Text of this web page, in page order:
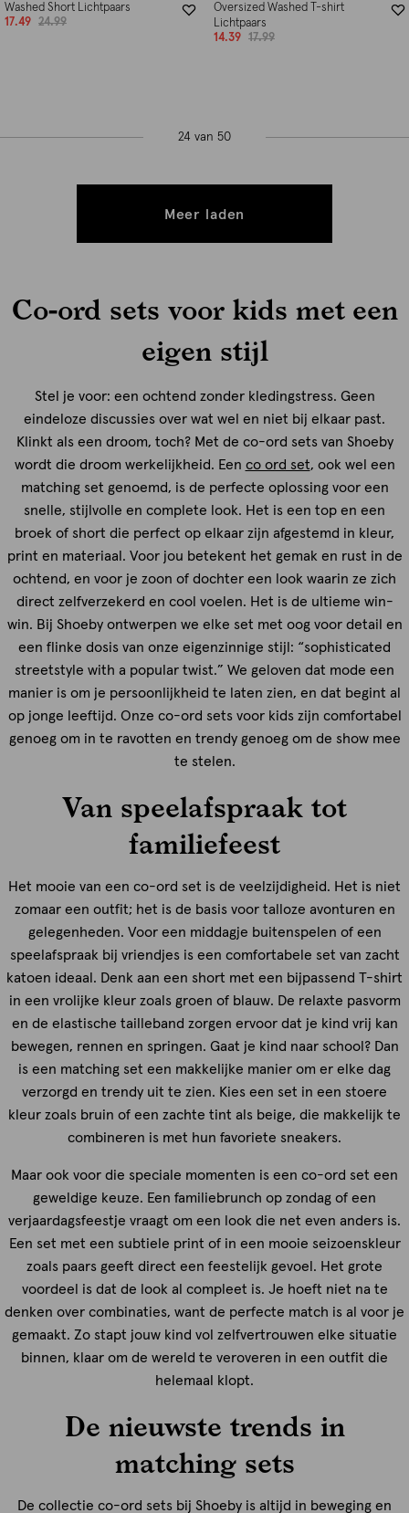
Washed Short Lichtpaars
17.49
24.99
Oversized Washed T-shirt
Lichtpaars
14.39
17.99
24 van 50
Meer laden
Co-ord sets voor kids met een
eigen stijl
Stel je voor: een ochtend zonder kledingstress. Geen
eindeloze discussies over wat wel en niet bij elkaar past.
Klinkt als een droom, toch? Met de co-ord sets van Shoeby
wordt die droom werkelijkheid. Een co ord set, ook wel een
matching set genoemd, is de perfecte oplossing voor een
snelle, stijlvolle en complete look. Het is een top en een
broek of short die perfect op elkaar zijn afgestemd in kleur,
print en materiaal. Voor jou betekent het gemak en rust in de
ochtend, en voor je zoon of dochter een look waarin ze zich
direct zelfverzekerd en cool voelen. Het is de ultieme win-
win. Bij Shoeby ontwerpen we elke set met oog voor detail en
een flinke dosis van onze eigenzinnige stijl: “sophisticated
streetstyle with a popular twist.” We geloven dat mode een
manier is om je persoonlijkheid te laten zien, en dat begint al
op jonge leeftijd. Onze co-ord sets voor kids zijn comfortabel
genoeg om in te ravotten en trendy genoeg om de show mee
te stelen.
Van speelafspraak tot
familiefeest
Het mooie van een co-ord set is de veelzijdigheid. Het is niet
zomaar een outfit; het is de basis voor talloze avonturen en
gelegenheden. Voor een middagje buitenspelen of een
speelafspraak bij vriendjes is een comfortabele set van zacht
katoen ideaal. Denk aan een short met een bijpassend T-shirt
in een vrolijke kleur zoals groen of blauw. De relaxte pasvorm
en de elastische tailleband zorgen ervoor dat je kind vrij kan
bewegen, rennen en springen. Gaat je kind naar school? Dan
is een matching set een makkelijke manier om er elke dag
verzorgd en trendy uit te zien. Kies een set in een stoere
kleur zoals bruin of een zachte tint als beige, die makkelijk te
combineren is met hun favoriete sneakers.
Maar ook voor die speciale momenten is een co-ord set een
geweldige keuze. Een familiebrunch op zondag of een
verjaardagsfeestje vraagt om een look die net even anders is.
Een set met een subtiele print of in een mooie seizoenskleur
zoals paars geeft direct een feestelijk gevoel. Het grote
voordeel is dat de look al compleet is. Je hoeft niet na te
denken over combinaties, want de perfecte match is al voor je
gemaakt. Zo stapt jouw kind vol zelfvertrouwen elke situatie
binnen, klaar om de wereld te veroveren in een outfit die
helemaal klopt.
De nieuwste trends in
matching sets
De collectie co-ord sets bij Shoeby is altijd in beweging en